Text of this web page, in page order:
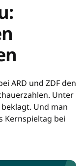
ARD und ZDF den
Unter
Und man
Kernspieltag bei